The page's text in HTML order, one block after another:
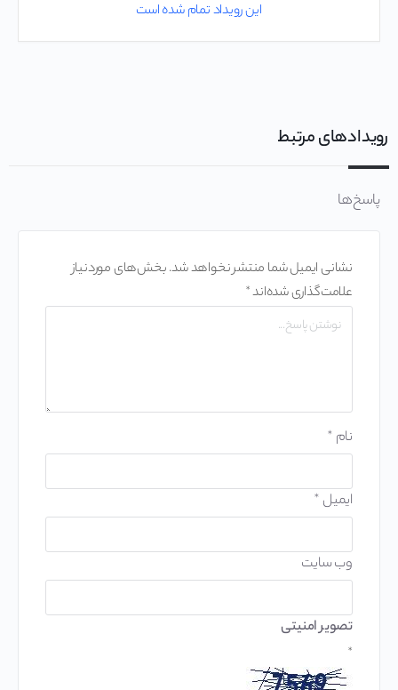
این رویداد تمام شده است
رویدادهای مرتبط
پاسخ‌ها
نشانی ایمیل شما منتشر نخواهد شد.بخش‌های موردنیاز
علامت‌گذاری شده‌اند*
نام *
ایمیل *
وب‌ سایت
تصویر امنیتی
*